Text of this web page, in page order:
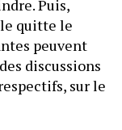
Puis,
quitte le
peuvent
discussions
sur le